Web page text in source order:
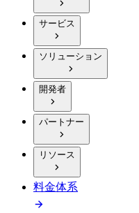
サービス
ソリューション
開発者
パートナー
リソース
料金体系